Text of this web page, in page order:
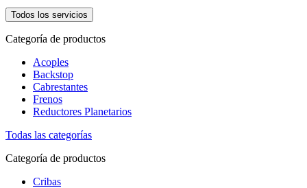
Todos los servicios
Categoría de productos
Acoples
Backstop
Cabrestantes
Frenos
Reductores Planetarios
Todas las categorías
Categoría de productos
Cribas